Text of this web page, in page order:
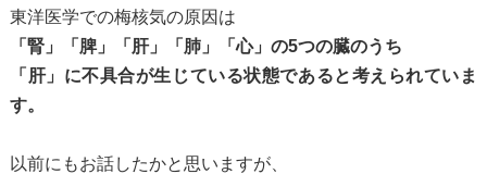
東洋医学での梅核気の原因は
「腎」「脾」「肝」「肺」「心」の5つの臓のうち
「肝」に不具合が生じている状態であると考えられていま
す。
以前にもお話したかと思いますが、